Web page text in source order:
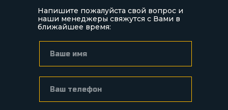
Напишите пожалуйста свой вопрос и
наши менеджеры свяжутся с Вами в
ближайшее время: